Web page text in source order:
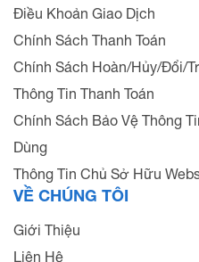
Điều Khoản Giao Dịch
Chính Sách Thanh Toán
Chính Sách Hoàn/Hủy/Đổi/
Thông Tin Thanh Toán
Chính Sách Bảo Vệ Thông
Dùng
Thông Tin Chủ Sở Hữu
VỀ CHÚNG TÔI
Giới Thiệu
Liên Hệ